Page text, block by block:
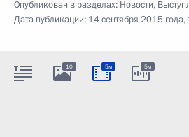
Опубликован в разделах: Новости,
Дата публикации: 14 сентября 2015
10 5м 5м